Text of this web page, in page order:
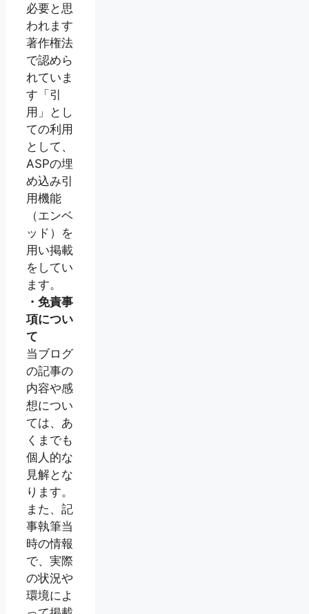
必要と思
われます
著作権法
で認めら
れていま
す「引
用」とし
ての利用
として、
ASPの埋
め込み引
用機能
（エンベ
ッド）を
用い掲載
をしてい
ます。
・免責事
項につい
て
当ブログ
の記事の
内容や感
想につい
ては、あ
くまでも
個人的な
見解とな
ります。
また、記
事執筆当
時の情報
で、実際
の状況や
環境によ